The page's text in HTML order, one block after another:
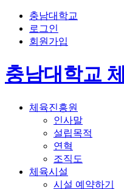
충남대학교
로그인
회원가입
충남대학교
체육진흥원
인사말
설립목적
연혁
조직도
체육시설
시설 예약하기